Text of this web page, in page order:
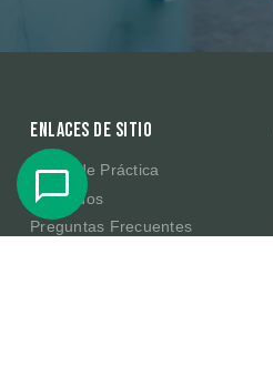
Enlaces de sitio
Áreas de Práctica
Abogados
Preguntas Frecuentes